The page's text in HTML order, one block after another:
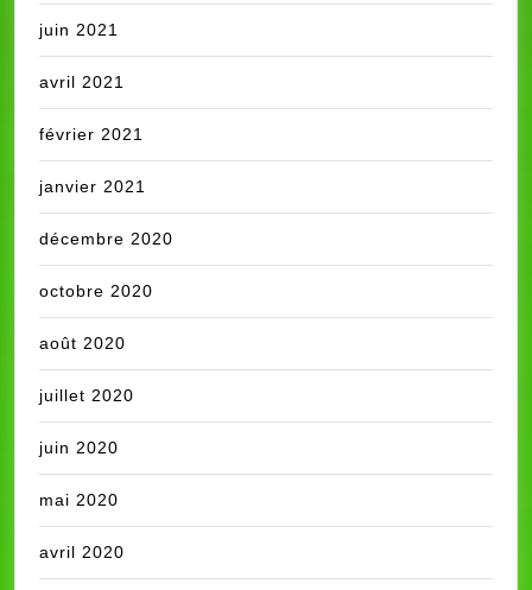
juin 2021
avril 2021
février 2021
janvier 2021
décembre 2020
octobre 2020
août 2020
juillet 2020
juin 2020
mai 2020
avril 2020